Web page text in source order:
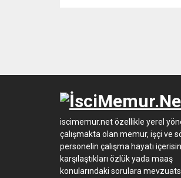
iscimemur.net özellikle yerel
çalışmakta olan memur, işçi ve
personelin çalışma hayatı
karşılaştıkları özlük yada maaş
konularındaki sorulara